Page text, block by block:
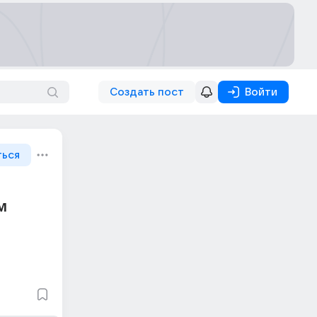
Создать пост Войти